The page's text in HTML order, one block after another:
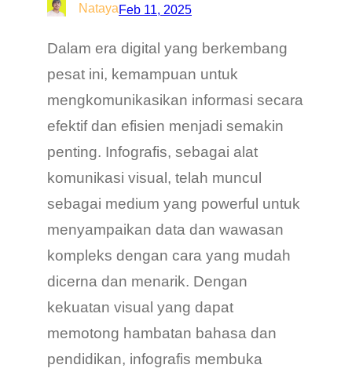
NatayaFeb 11, 2025
Dalam era digital yang berkembang
pesat ini, kemampuan untuk
mengkomunikasikan informasi secara
efektif dan efisien menjadi semakin
penting. Infografis, sebagai alat
komunikasi visual, telah muncul
sebagai medium yang powerful untuk
menyampaikan data dan wawasan
kompleks dengan cara yang mudah
dicerna dan menarik. Dengan
kekuatan visual yang dapat
memotong hambatan bahasa dan
pendidikan, infografis membuka